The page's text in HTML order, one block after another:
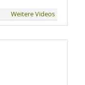
Weitere Videos